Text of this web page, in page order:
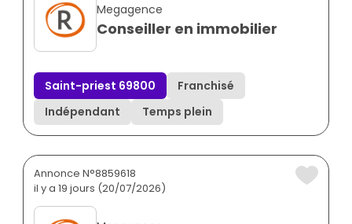
Megagence
Conseiller en immobilier
Saint-priest 69800
Franchisé
Indépendant
Temps plein
Annonce N°8859618
il y a 19 jours (20/07/2026)